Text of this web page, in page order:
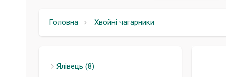
Головна Хвойні чагарники
Ялівець (8)